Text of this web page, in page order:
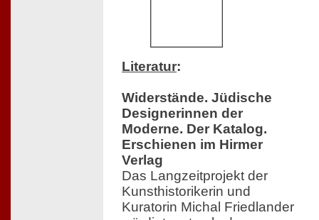
Literatur:
Widerstände. Jüdische
Designerinnen der
Moderne. Der Katalog.
Erschienen im Hirmer
Verlag
Das Langzeitprojekt der
Kunsthistorikerin und
Kuratorin Michal Friedlander